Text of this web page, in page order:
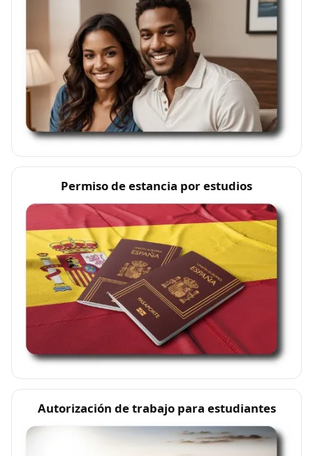
Permiso de estancia por estudios
Autorización de trabajo para estudiantes